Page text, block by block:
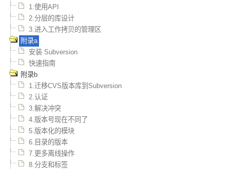
1.使用API
2.分层的库设计
3.进入工作拷贝的管理区
附录a
安装 Subversion
快速指南
附录b
1.迁移CVS版本库到Subversion
2.认证
3.解决冲突
4.版本号现在不同了
5.版本化的模块
6.目录的版本
7.更多离线操作
8.分支和标签